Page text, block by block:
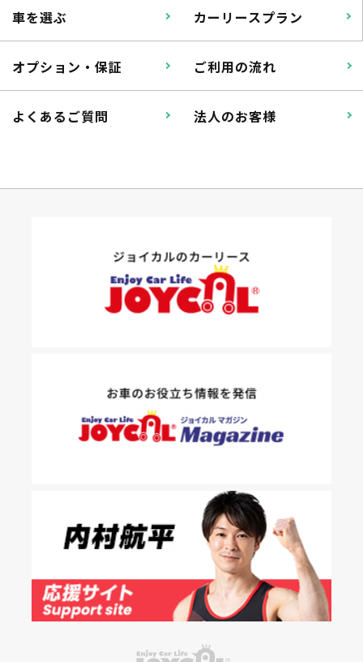
車を選ぶ カーリースプラン
オプション・保証 ご利用の流れ
よくあるご質問 法人のお客様